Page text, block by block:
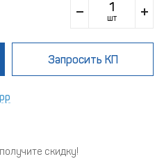
шт
Запросить КП
скидку!